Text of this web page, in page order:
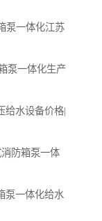
泵一体化江苏
泵一体化生产
给水设备价格|
消防箱泵一体
泵一体化给水